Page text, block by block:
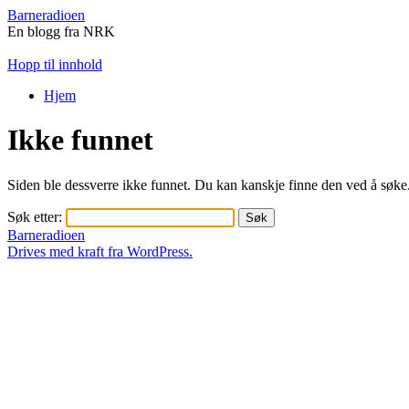
Barneradioen
En blogg fra NRK
Hopp til innhold
Hjem
Ikke funnet
Siden ble dessverre ikke funnet. Du kan kanskje finne den ved å søke.
Søk etter:
Barneradioen
Drives med kraft fra WordPress.